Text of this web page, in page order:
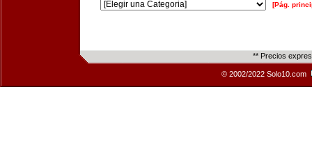
[Pág.
** Precios
© 2002/2022 Solo10.com